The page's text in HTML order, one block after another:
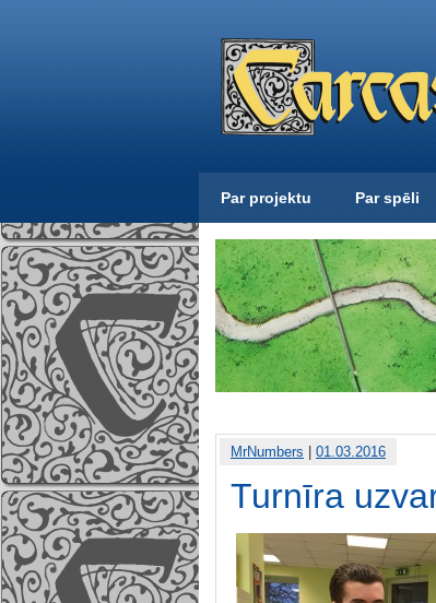
Par projektu Par spēli
MrNumbers 01.03.2016
Turnīra